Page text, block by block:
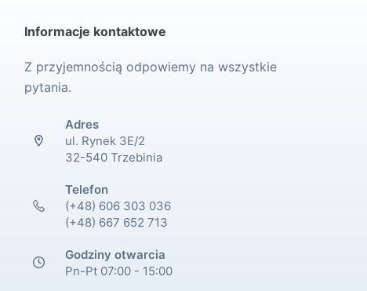
Informacje kontaktowe
Z przyjemnością odpowiemy na wszystkie
pytania.
Adres
ul. Rynek 3E/2
32-540 Trzebinia
Telefon
(+48) 606 303 036
(+48) 667 652 713
Godziny otwarcia
Pn-Pt 07:00 - 15:00